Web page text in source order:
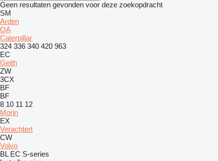
Geen resultaten gevonden voor deze zoekopdracht
SM
Arden
QA
Caterpillar
324 336 340 420 963
EC
Geith
ZW
3CX
BF
BF
8 10 11 12
Morin
EX
Verachtert
CW
Volvo
BL EC S-series